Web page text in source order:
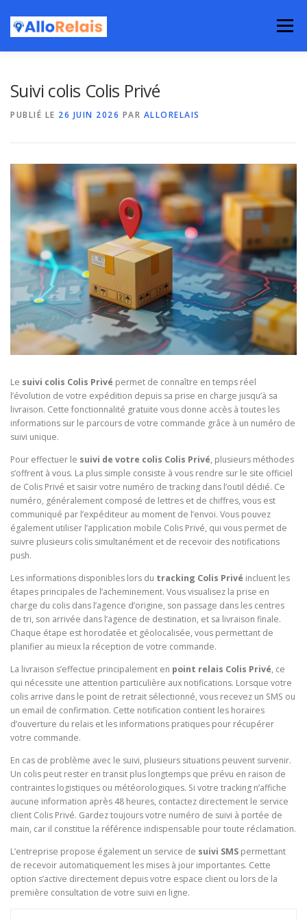
contenu
Menu
Suivi colis Colis Privé
PUBLIÉ LE 26 JUIN 2026 PAR ALLORELAIS
Le suivi colis Colis Privé permet de connaître en temps réel
l’évolution de votre expédition depuis sa prise en charge jusqu’à sa
livraison. Cette fonctionnalité gratuite vous donne accès à toutes les
informations sur le parcours de votre commande grâce à un numéro de
suivi unique.
Pour effectuer le suivi de votre colis Colis Privé, plusieurs méthodes
s’offrent à vous. La plus simple consiste à vous rendre sur le site officiel
de Colis Privé et saisir votre numéro de tracking dans l’outil dédié. Ce
numéro, généralement composé de lettres et de chiffres, vous est
communiqué par l’expéditeur au moment de l’envoi. Vous pouvez
également utiliser l’application mobile Colis Privé, qui vous permet de
suivre plusieurs colis simultanément et de recevoir des notifications
push.
Les informations disponibles lors du tracking Colis Privé incluent les
étapes principales de l’acheminement. Vous visualisez la prise en
charge du colis dans l’agence d’origine, son passage dans les centres
de tri, son arrivée dans l’agence de destination, et sa livraison finale.
Chaque étape est horodatée et géolocalisée, vous permettant de
planifier au mieux la réception de votre commande.
La livraison s’effectue principalement en point relais Colis Privé, ce
qui nécessite une attention particulière aux notifications. Lorsque votre
colis arrive dans le point de retrait sélectionné, vous recevez un SMS ou
un email de confirmation. Cette notification contient les horaires
d’ouverture du relais et les informations pratiques pour récupérer
votre commande.
En cas de problème avec le suivi, plusieurs situations peuvent survenir.
Un colis peut rester en transit plus longtemps que prévu en raison de
contraintes logistiques ou météorologiques. Si votre tracking n’affiche
aucune information après 48 heures, contactez directement le service
client Colis Privé. Gardez toujours votre numéro de suivi à portée de
main, car il constitue la référence indispensable pour toute réclamation.
L’entreprise propose également un service de suivi SMS permettant
de recevoir automatiquement les mises à jour importantes. Cette
option s’active directement depuis votre espace client ou lors de la
première consultation de votre suivi en ligne.